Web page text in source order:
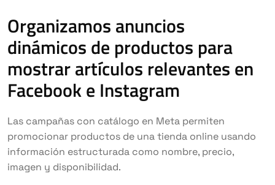
Organizamos anuncios
dinámicos de productos para
mostrar artículos relevantes en
Facebook e Instagram
Las campañas con catálogo en Meta permiten
promocionar productos de una tienda online usando
información estructurada como nombre, precio,
imagen y disponibilidad.